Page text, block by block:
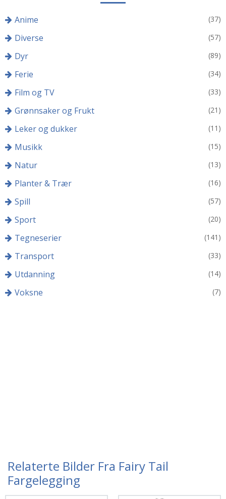
Anime (37)
Diverse (57)
Dyr (89)
Ferie (34)
Film og TV (33)
Grønnsaker og Frukt (21)
Leker og dukker (11)
Musikk (15)
Natur (13)
Planter & Trær (16)
Spill (57)
Sport (20)
Tegneserier (141)
Transport (33)
Utdanning (14)
Voksne (7)
Relaterte Bilder Fra Fairy Tail
Fargelegging